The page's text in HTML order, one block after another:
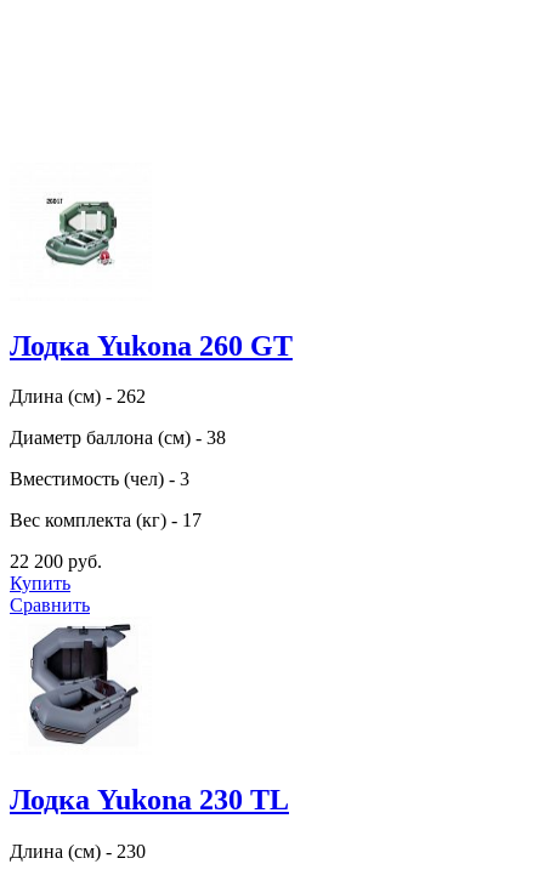
Лодка Yukona 260 GT
Длина (см) - 262
Диаметр баллона (см) - 38
Вместимость (чел) - 3
Вес комплекта (кг) - 17
22 200 руб.
Купить
Сравнить
Лодка Yukona 230 TL
Длина (см) - 230